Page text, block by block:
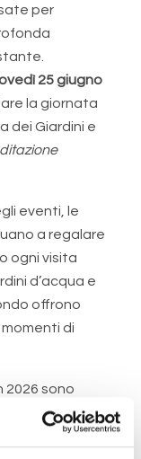
per
25 giugno
la giornata
dei Giardini e
eventi, le
a regalare
ogni visita
d’acqua e
offrono
di
2026 sono
o